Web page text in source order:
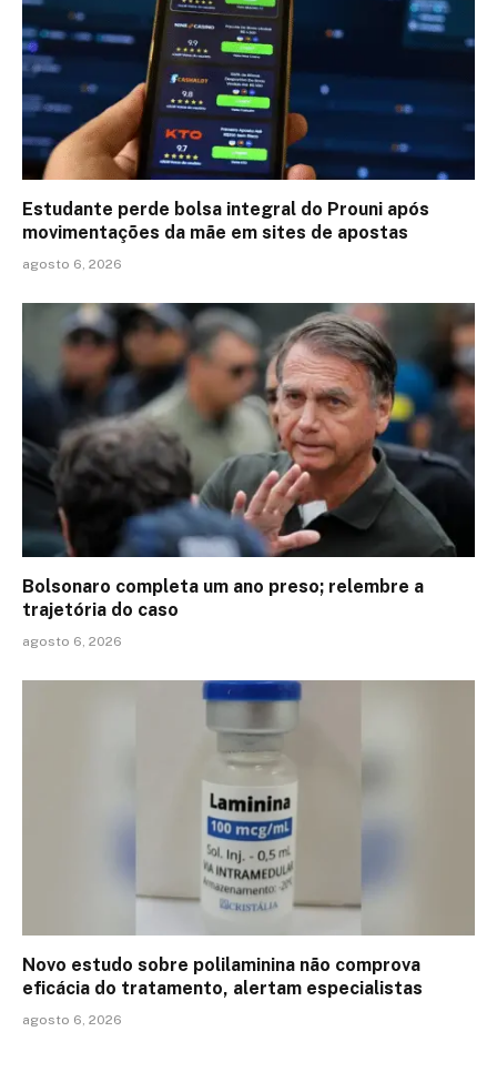
Estudante perde bolsa integral do Prouni após
movimentações da mãe em sites de apostas
agosto 6, 2026
Bolsonaro completa um ano preso; relembre a
trajetória do caso
agosto 6, 2026
Novo estudo sobre polilaminina não comprova
eficácia do tratamento, alertam especialistas
agosto 6, 2026